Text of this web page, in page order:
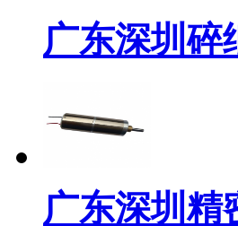
广东深圳碎
广东深圳精